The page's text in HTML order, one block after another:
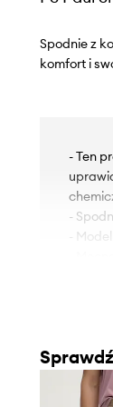
Spodnie z
komfort i
- Ten
-
-
-
-
-